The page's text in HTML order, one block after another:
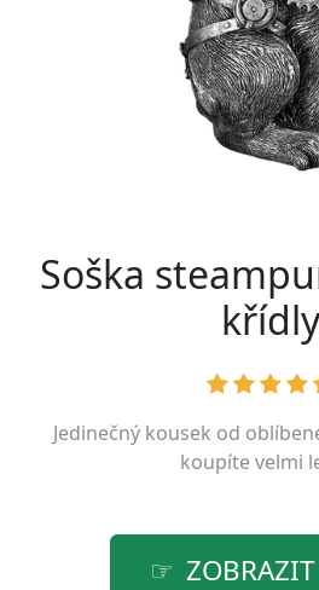
Soška
křídly
Jedinečný kousek od
koupíte velmi